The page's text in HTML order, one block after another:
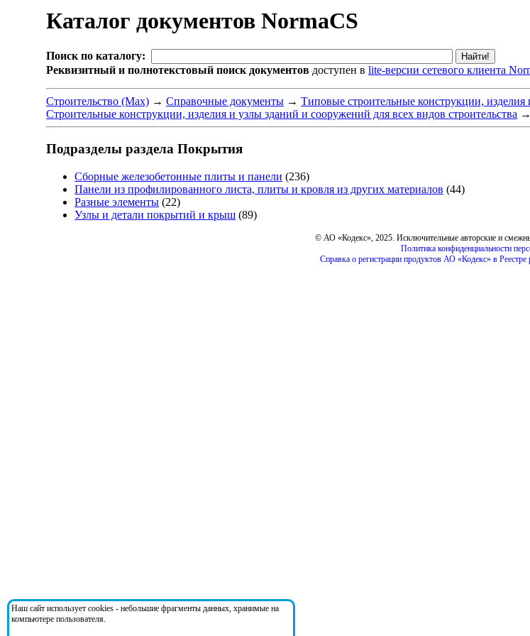
Каталог документов NormaCS
Поиск по каталогу:
Реквизитный и полнотекстовый поиск документов доступен в lite-версии сетевого клиента
Строительство (Max) → Справочные документы → Типовые строительные конструкции, изделия
Строительные конструкции, изделия и узлы зданий и сооружений для всех видов строительства →
Подразделы раздела Покрытия
Сборные железобетонные плиты и панели (236)
Панели из профилированного листа, плиты и кровля из других материалов (44)
Разные элементы (22)
Узлы и детали покрытий и крыш (89)
© АО «Кодекс», 2025. Исключительные авторские и
Политика конфиденциальности
Справка о регистрации продуктов АО «Кодекс» в Реестре
Наш сайт использует cookies - небольшие фрагменты данных, хранимые на
компьютере пользователя.